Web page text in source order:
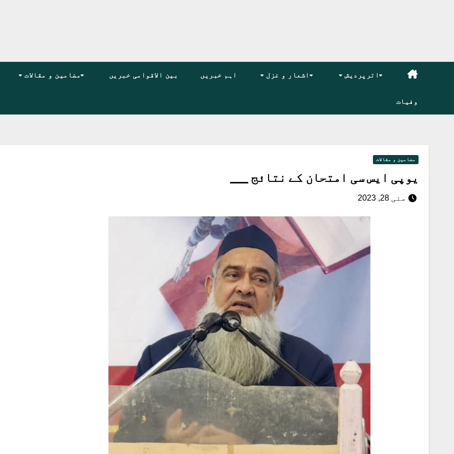
اترپردیش اشعار و غزل اہم خبریں بین الاقوامی خبریں مضامین و مقالات
وفیات
مضامین و مقالات
یوپی ایس سی امتحان کے نتائج ___
مئی 28, 2023